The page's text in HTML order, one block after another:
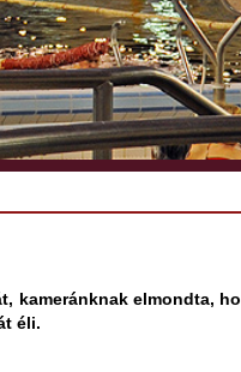
kameránknak elmondta,
éli.